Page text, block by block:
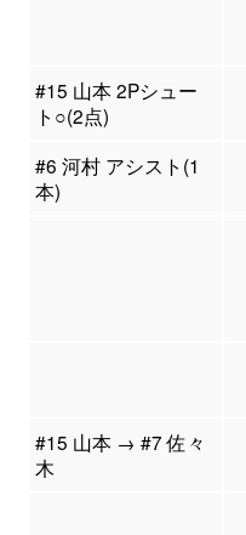
#15 山本 2Pシュー
ト○(2点)
#6 河村 アシスト(1
本)
#15 山本 → #7 佐々
木